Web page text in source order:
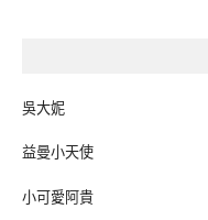
吳大妮
益曼小天使
小可愛阿貴